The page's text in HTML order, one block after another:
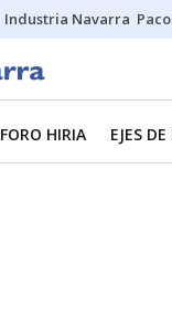
Industria Navarra
FORO HIRIA EJES